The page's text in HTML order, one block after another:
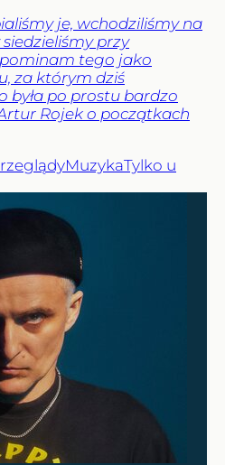
je, wchodziliśmy na
przy
tego jako
za którym dziś
była po prostu bardzo
Rojek o początkach
MuzykaTylko u